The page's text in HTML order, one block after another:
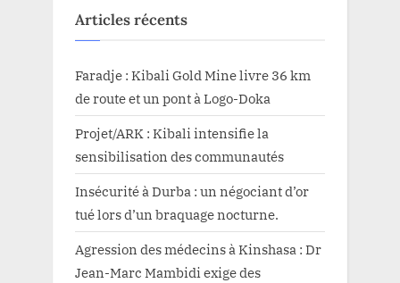
Articles récents
Faradje : Kibali Gold Mine livre 36 km
de route et un pont à Logo-Doka
Projet/ARK : Kibali intensifie la
sensibilisation des communautés
Insécurité à Durba : un négociant d’or
tué lors d’un braquage nocturne.
Agression des médecins à Kinshasa : Dr
Jean-Marc Mambidi exige des